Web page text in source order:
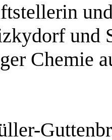
und
Chemie